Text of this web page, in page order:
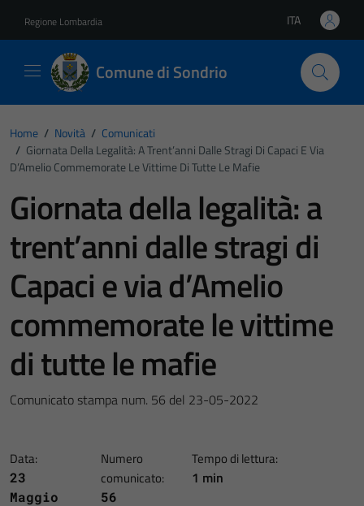
Regione Lombardia Lingua attiva:
ITA
Comune di Sondrio
Home / Novità / Comunicati
/ Giornata Della Legalità: A Trent’anni Dalle Stragi Di Capaci E Via
D’Amelio Commemorate Le Vittime Di Tutte Le Mafie
Giornata della legalità: a
trent’anni dalle stragi di
Capaci e via d’Amelio
commemorate le vittime
di tutte le mafie
Comunicato stampa num. 56 del 23-05-2022
Data:
23
Maggio
Numero
comunicato:
56
Tempo di lettura:
1 min